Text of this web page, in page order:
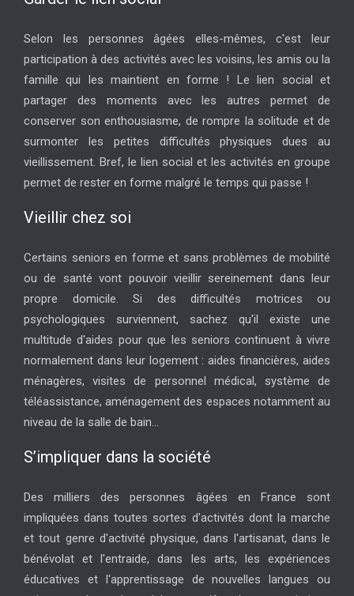
Selon les personnes âgées elles-mêmes, c'est leur
participation à des activités avec les voisins, les amis ou la
famille qui les maintient en forme ! Le lien social et
partager des moments avec les autres permet de
conserver son enthousiasme, de rompre la solitude et de
surmonter les petites difficultés physiques dues au
vieillissement. Bref, le lien social et les activités en groupe
permet de rester en forme malgré le temps qui passe !
Vieillir chez soi
Certains seniors en forme et sans problèmes de mobilité
ou de santé vont pouvoir vieillir sereinement dans leur
propre domicile. Si des difficultés motrices ou
psychologiques surviennent, sachez qu'il existe une
multitude d'aides pour que les seniors continuent à vivre
normalement dans leur logement : aides financières, aides
ménagères, visites de personnel médical, système de
téléassistance, aménagement des espaces notamment au
niveau de la salle de bain...
S’impliquer dans la société
Des milliers des personnes âgées en France sont
impliquées dans toutes sortes d'activités dont la marche
et tout genre d'activité physique, dans l'artisanat, dans le
bénévolat et l'entraide, dans les arts, les expériences
éducatives et l'apprentissage de nouvelles langues ou